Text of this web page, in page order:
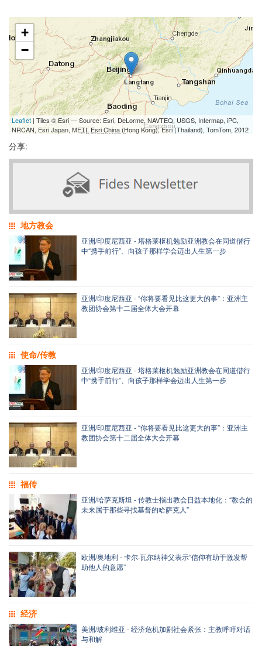
+
−
Leaflet| Tiles © Esri — Source: Esri, DeLorme, NAVTEQ, USGS, Intermap, iPC,
NRCAN, Esri Japan, METI, Esri China (Hong Kong), Esri (Thailand), TomTom, 2012
分享:
地方教会
亚洲/印度尼西亚 - 塔格莱枢机勉励亚洲教会在同道偕行
中“携手前行”、向孩子那样学会迈出人生第一步
亚洲/印度尼西亚 - “你将要看见比这更大的事”：亚洲主
教团协会第十二届全体大会开幕
使命/传教
亚洲/印度尼西亚 - 塔格莱枢机勉励亚洲教会在同道偕行
中“携手前行”、向孩子那样学会迈出人生第一步
亚洲/印度尼西亚 - “你将要看见比这更大的事”：亚洲主
教团协会第十二届全体大会开幕
福传
亚洲/哈萨克斯坦 - 传教士指出教会日益本地化：“教会的
未来属于那些寻找基督的哈萨克人”
欧洲/奥地利 - 卡尔·瓦尔纳神父表示“信仰有助于激发帮
助他人的意愿”
经济
美洲/玻利维亚 - 经济危机加剧社会紧张：主教呼吁对话
与和解